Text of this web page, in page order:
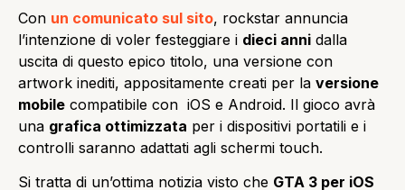
Con un comunicato sul sito, rockstar annuncia
l’intenzione di voler festeggiare i dieci anni dalla
uscita di questo epico titolo, una versione con
artwork inediti, appositamente creati per la versione
mobile compatibile con iOS e Android. Il gioco avrà
una grafica ottimizzata per i dispositivi portatili e i
controlli saranno adattati agli schermi touch.
Si tratta di un’ottima notizia visto che GTA 3 per iOS